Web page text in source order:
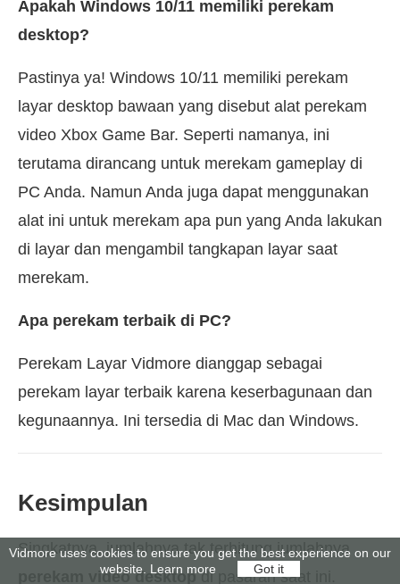
Apakah Windows 10/11 memiliki perekam
desktop?
Pastinya ya! Windows 10/11 memiliki perekam
layar desktop bawaan yang disebut alat perekam
video Xbox Game Bar. Seperti namanya, ini
terutama dirancang untuk merekam gameplay di
PC Anda. Namun Anda juga dapat menggunakan
alat ini untuk merekam apa pun yang Anda lakukan
di layar dan mengambil tangkapan layar saat
merekam.
Apa perekam terbaik di PC?
Perekam Layar Vidmore dianggap sebagai
perekam layar terbaik karena keserbagunaan dan
kegunaannya. Ini tersedia di Mac dan Windows.
Kesimpulan
Singkatnya, jumlahnya tak terhitung jumlahnya
perekam video desktopdi pasaran saat ini.
Vidmore uses cookies to ensure you get the best experience on our
website. Learn more Got it